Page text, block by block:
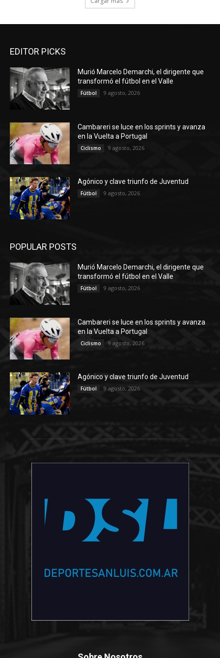
EDITOR PICKS
Murió Marcelo Demarchi, el dirigente que
transformó el fútbol en el Valle
Fútbol 9 agosto, 2026
Cambareri se luce en los sprints y avanza
en la Vuelta a Portugal
Ciclismo 9 agosto, 2026
Agónico y clave triunfo de Juventud
Fútbol 9 agosto, 2026
POPULAR POSTS
Murió Marcelo Demarchi, el dirigente que
transformó el fútbol en el Valle
Fútbol 9 agosto, 2026
Cambareri se luce en los sprints y avanza
en la Vuelta a Portugal
Ciclismo 9 agosto, 2026
Agónico y clave triunfo de Juventud
Fútbol 9 agosto, 2026